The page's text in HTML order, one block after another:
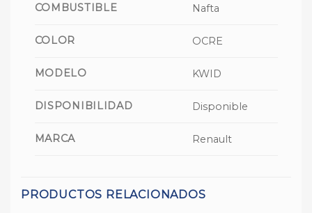
COMBUSTIBLE Nafta
COLOR OCRE
MODELO KWID
DISPONIBILIDAD Disponible
MARCA Renault
PRODUCTOS RELACIONADOS